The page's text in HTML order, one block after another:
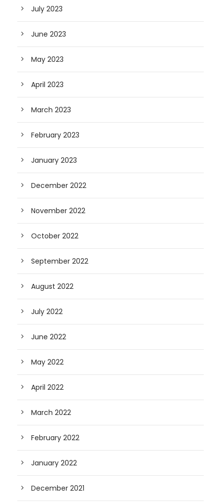
July 2023
June 2023
May 2023
April 2023
March 2023
February 2023
January 2023
December 2022
November 2022
October 2022
September 2022
August 2022
July 2022
June 2022
May 2022
April 2022
March 2022
February 2022
January 2022
December 2021